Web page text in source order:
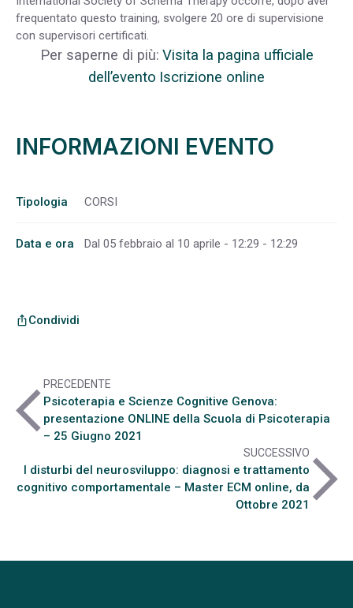
frequentato questo training, svolgere 20 ore di supervisione
con supervisori certificati.
Per saperne di più: Visita la pagina ufficiale
dell’evento Iscrizione online
INFORMAZIONI EVENTO
Tipologia CORSI
Data e ora Dal 05 febbraio al 10 aprile - 12:29 - 12:29
ios_shareCondividi
arrow_back_ios
PRECEDENTE
Psicoterapia e Scienze Cognitive Genova:
presentazione ONLINE della Scuola di Psicoterapia
– 25 Giugno 2021
SUCCESSIVO
I disturbi del neurosviluppo: diagnosi e trattamento
cognitivo comportamentale – Master ECM online, da
Ottobre 2021arrow_forward_ios